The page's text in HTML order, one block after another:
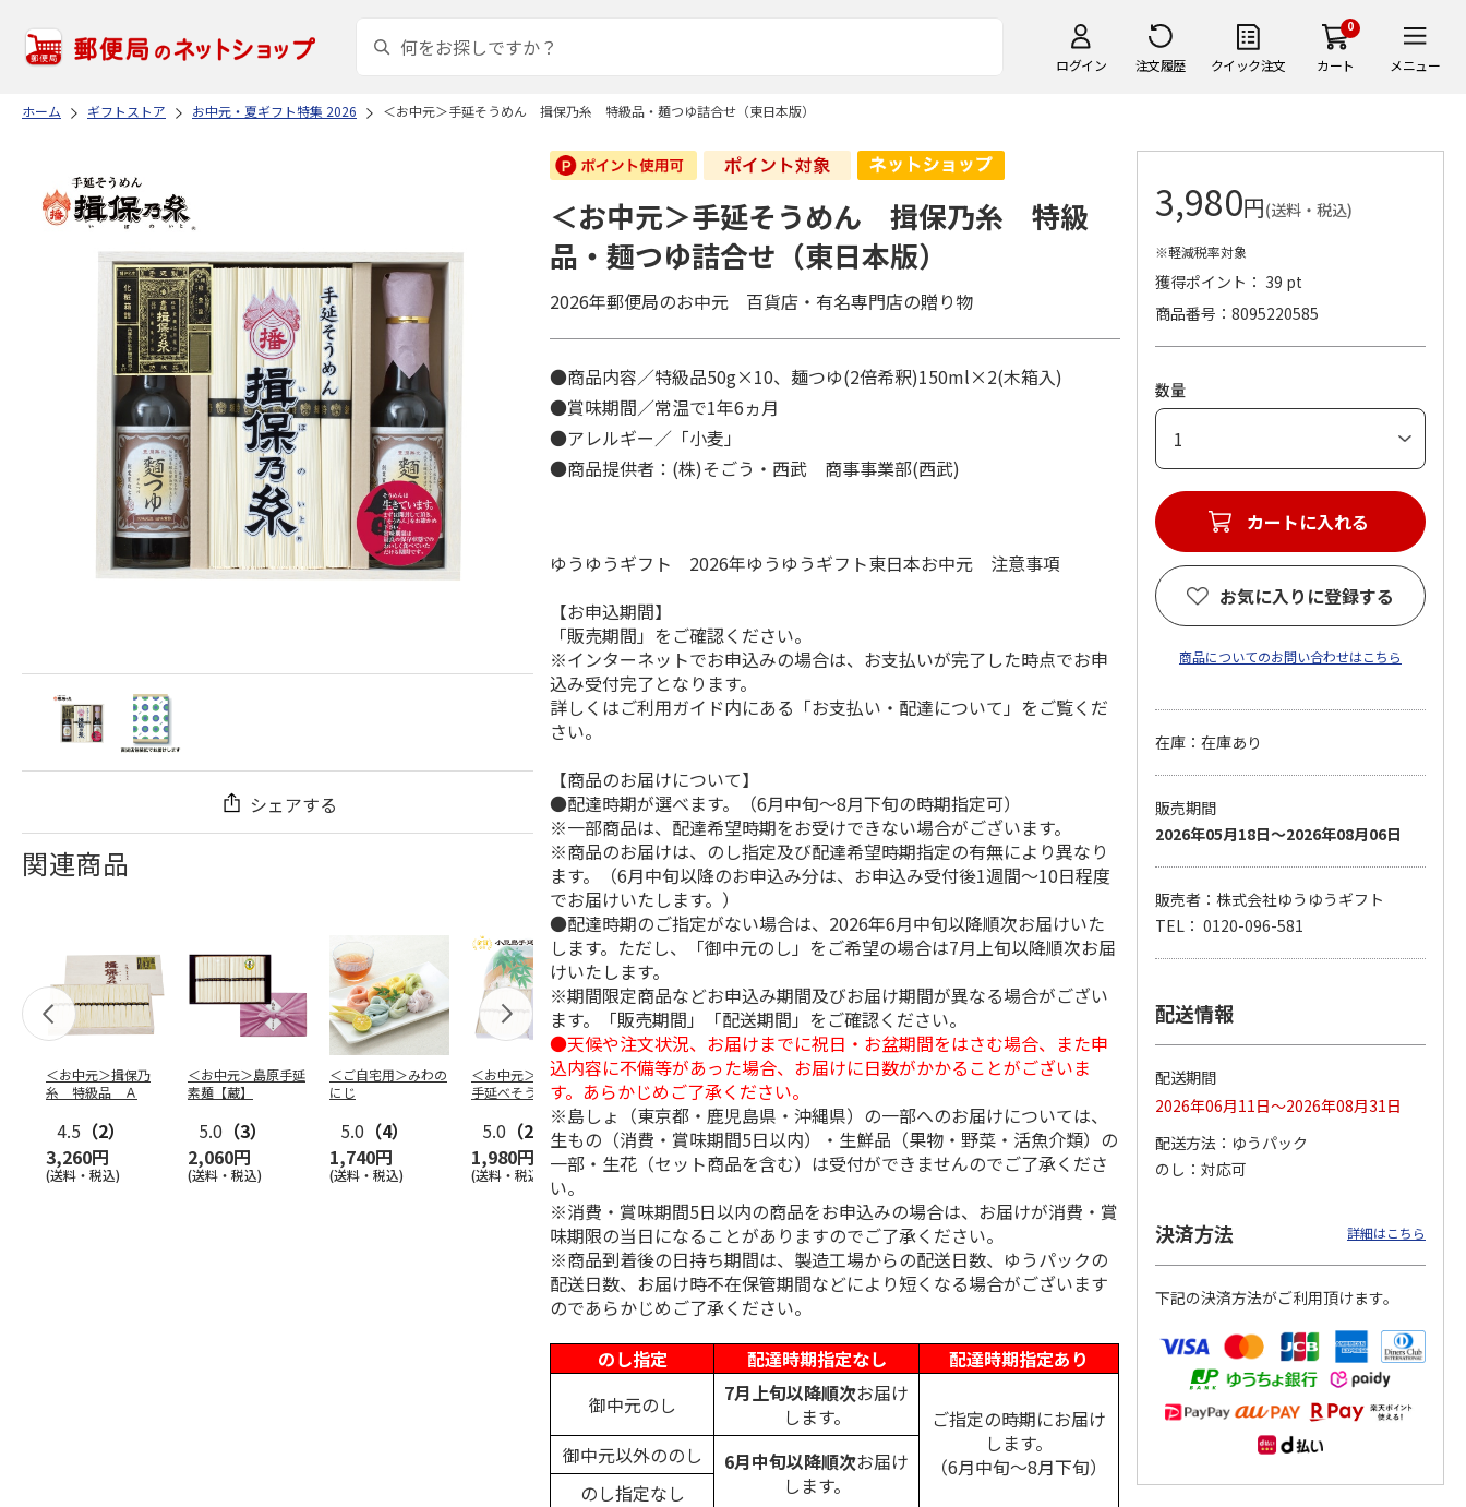
ログイン 注文履歴 クイック注文
0
カート メニュー
ホーム ギフトストア お中元・夏ギフト特集 2026 ＜お中元＞手延そうめん 揖保乃糸 特級品・麺つゆ詰合せ（東日本版）
シェアする
関連商品
＜お中元＞揖保乃
糸 特級品 Ａ
4.5 （2）
3,260円
(送料・税込)
＜お中元＞島原手延
素麺【蔵】
5.0 （3）
2,060円
(送料・税込)
＜ご自宅用＞みわの
にじ
5.0 （4）
1,740円
(送料・税込)
＜お中元＞「金賞」
手延べそうめん１０
束（東日本版）
5.0 （2）
1,980円
(送料・税込)
＜お中元＞三輪 夏
越そうめん祭り（東
日本版）
5.0（2）
2,100円
(送料・税込)
＜お中元＞手延素
麺 揖保乃糸 金
帯 熟成麺（東日本
版）4.0（1）
3,980円
(送料・税込)
＜お中元＞手延そう
級品（東日本版）
3,150円
(送料・税込)
＜お中元＞手延素
帯 熟成麺（東日本
版）
5.0（1）
5,980円
(送料・税込)
＜お中元＞池利 夏
麺（東日本版）
5.0
（2）
2,360円
(送料・税込)
麺１箱詰合せ
＜お中元＞手延そうめん 揖保乃糸 特級
品・麺つゆ詰合せ（東日本版）
2026年郵便局のお中元 百貨店・有名専門店の贈り物
●商品内容／特級品50g×10、麺つゆ(2倍希釈)150ml×2(木箱入)
●賞味期間／常温で1年6ヵ月
●アレルギー／「小麦」
●商品提供者：(株)そごう・西武 商事事業部(西武)
ゆうゆうギフト 2026年ゆうゆうギフト東日本お中元 注意事項
【お申込期間】
「販売期間」をご確認ください。
※インターネットでお申込みの場合は、お支払いが完了した時点でお申
込み受付完了となります。
詳しくはご利用ガイド内にある「お支払い・配達について」をご覧くだ
さい。
【商品のお届けについて】
●配達時期が選べます。（6月中旬～8月下旬の時期指定可）
※一部商品は、配達希望時期をお受けできない場合がございます。
※商品のお届けは、のし指定及び配達希望時期指定の有無により異なり
ます。（6月中旬以降のお申込み分は、お申込み受付後1週間～10日程度
でお届けいたします。）
●配達時期のご指定がない場合は、2026年6月中旬以降順次お届けいた
します。ただし、「御中元のし」をご希望の場合は7月上旬以降順次お届
けいたします。
※期間限定商品などお申込み期間及びお届け期間が異なる場合がござい
ます。「販売期間」「配送期間」をご確認ください。
●天候や注文状況、お届けまでに祝日・お盆期間をはさむ場合、また申
込内容に不備等があった場合、お届けに日数がかかることがございま
す。あらかじめご了承ください。
※島しょ（東京都・鹿児島県・沖縄県）の一部へのお届けについては、
生もの（消費・賞味期間5日以内）・生鮮品（果物・野菜・活魚介類）の
一部・生花（セット商品を含む）は受付ができませんのでご了承くださ
い。
※消費・賞味期間5日以内の商品をお申込みの場合は、お届けが消費・賞
味期限の当日になることがありますのでご了承ください。
※商品到着後の日持ち期間は、製造工場からの配送日数、ゆうパックの
配送日数、お届け時不在保管期間などにより短くなる場合がございます
のであらかじめご了承ください。
のし指定
配達時期指定なし
配達時期指定あり
御中元のし
7月上旬以降順次お届け
します。
ご指定の時期にお届け
します。
（6月中旬～8月下旬）
御中元以外ののし 6月中旬以降順次お届け
します。
のし指定なし
3,980円(送料・税込)
※軽減税率対象
獲得ポイント： 39 pt
商品番号
8095220585
数量
カートに入れる
お気に入りに登録する
商品についてのお問い合わせはこちら
在庫：在庫あり
販売期間
2026年05月18日～2026年08月06日
販売者：株式会社ゆうゆうギフト
TEL： 0120-096-581
配送情報
配送期間
2026年06月11日～2026年08月31日
配送方法
ゆうパック
のし
対応可
決済方法 詳細はこちら
下記の決済方法がご利用頂けます。